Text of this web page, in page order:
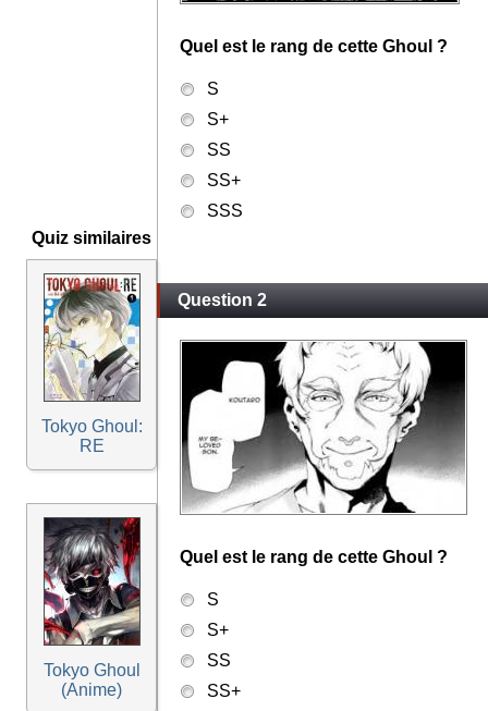
Quiz similaires
Tokyo Ghoul:
RE
Tokyo Ghoul
(Anime)
Quel est le rang de cette Ghoul ?
S
S+
SS
SS+
SSS
Question 2
Quel est le rang de cette Ghoul ?
S
S+
SS
SS+